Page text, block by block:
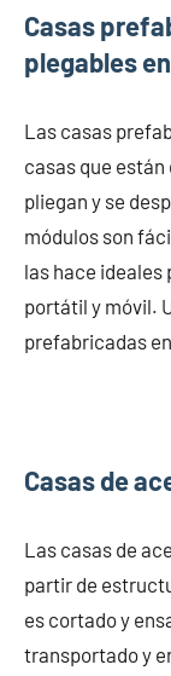
Casas
plegables
Las casas
casas que
pliegan y se
módulos son
las hace ideales
portátil y móvil.
prefabricadas
Casas de
Las casas de
partir de
es cortado y
transportado y